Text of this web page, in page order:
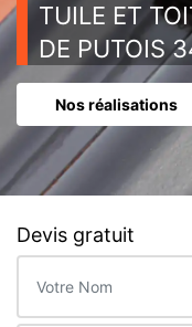
TUILE ET
DE PUTOIS
Nos réalisations
Devis gratuit